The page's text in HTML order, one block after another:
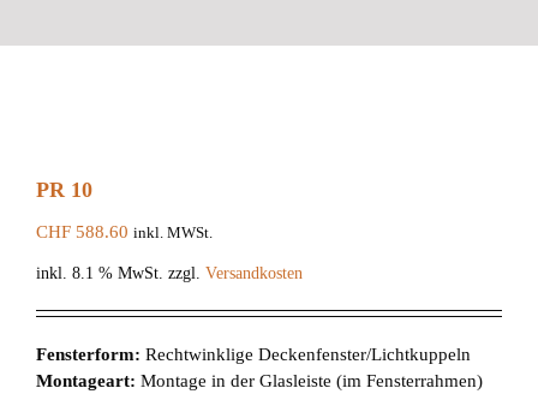
PR 10
CHF 588.60 inkl. MWSt.
inkl. 8.1 % MwSt. zzgl. Versandkosten
Fensterform: Rechtwinklige Deckenfenster/Lichtkuppeln
Montageart: Montage in der Glasleiste (im Fensterrahmen)